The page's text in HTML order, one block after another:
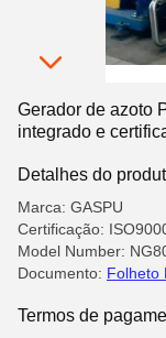
Gerador de azoto
integrado e
Detalhes do
Marca: GASPU
Certificação:
Model Number:
Documento: Folheto
Termos de